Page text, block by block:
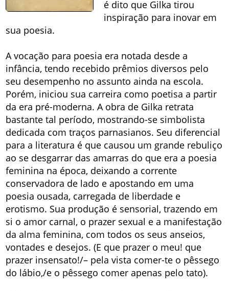
é dito que Gilka tirou
inspiração para inovar em
sua poesia.
A vocação para poesia era notada desde a
infância, tendo recebido prêmios diversos pelo
seu desempenho no assunto ainda na escola.
Porém, iniciou sua carreira como poetisa a partir
da era pré-moderna. A obra de Gilka retrata
bastante tal período, mostrando-se simbolista
dedicada com traços parnasianos. Seu diferencial
para a literatura é que causou um grande rebuliço
ao se desgarrar das amarras do que era a poesia
feminina na época, deixando a corrente
conservadora de lado e apostando em uma
poesia ousada, carregada de liberdade e
erotismo. Sua produção é sensorial, trazendo em
si o amor carnal, o prazer sexual e a manifestação
da alma feminina, com todos os seus anseios,
vontades e desejos. (E que prazer o meu! que
prazer insensato!/– pela vista comer-te o pêssego
do lábio,/e o pêssego comer apenas pelo tato).